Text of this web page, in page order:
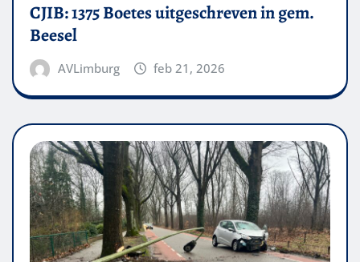
CJIB: 1375 Boetes uitgeschreven in gem.
Beesel
AVLimburg feb 21, 2026